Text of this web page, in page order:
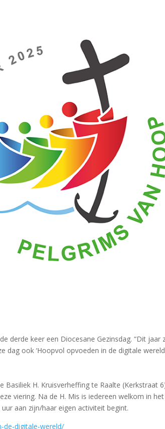
derde keer een Diocesane Gezinsdag. “Dit
ook ‘Hoopvol opvoeden in de digitale
H. Kruisverheffing te Raalte (Kerkstraat
viering. Na de H. Mis is iedereen welkom in
aan zijn/haar eigen activiteit begint.
de-digitale-wereld/